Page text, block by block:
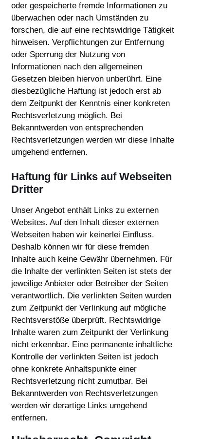
oder gespeicherte fremde Informationen zu
überwachen oder nach Umständen zu
forschen, die auf eine rechtswidrige Tätigkeit
hinweisen. Verpflichtungen zur Entfernung
oder Sperrung der Nutzung von
Informationen nach den allgemeinen
Gesetzen bleiben hiervon unberührt. Eine
diesbezügliche Haftung ist jedoch erst ab
dem Zeitpunkt der Kenntnis einer konkreten
Rechtsverletzung möglich. Bei
Bekanntwerden von entsprechenden
Rechtsverletzungen werden wir diese Inhalte
umgehend entfernen.
Haftung für Links auf Webseiten
Dritter
Unser Angebot enthält Links zu externen
Websites. Auf den Inhalt dieser externen
Webseiten haben wir keinerlei Einfluss.
Deshalb können wir für diese fremden
Inhalte auch keine Gewähr übernehmen. Für
die Inhalte der verlinkten Seiten ist stets der
jeweilige Anbieter oder Betreiber der Seiten
verantwortlich. Die verlinkten Seiten wurden
zum Zeitpunkt der Verlinkung auf mögliche
Rechtsverstöße überprüft. Rechtswidrige
Inhalte waren zum Zeitpunkt der Verlinkung
nicht erkennbar. Eine permanente inhaltliche
Kontrolle der verlinkten Seiten ist jedoch
ohne konkrete Anhaltspunkte einer
Rechtsverletzung nicht zumutbar. Bei
Bekanntwerden von Rechtsverletzungen
werden wir derartige Links umgehend
entfernen.